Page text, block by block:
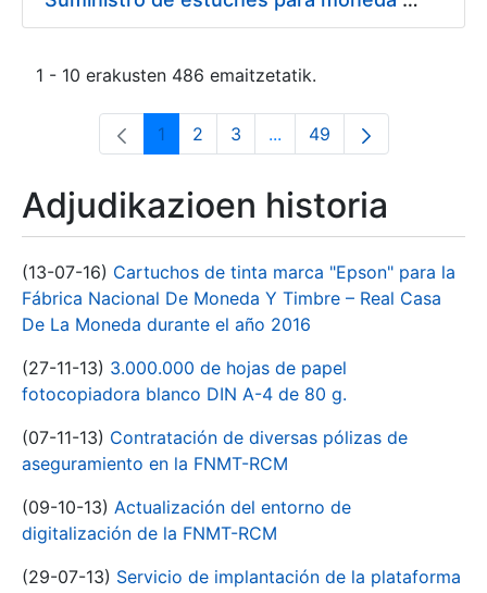
1 - 10 erakusten 486 emaitzetatik.
Orrialdea
1 Orrialdea
2 Orrialdea
3 ...Intermediate Pages Use
Orrialdea
49
Adjudikazioen historia
(13-07-16) Cartuchos de tinta marca "Epson" para la
Fábrica Nacional De Moneda Y Timbre – Real Casa
De La Moneda durante el año 2016
(27-11-13) 3.000.000 de hojas de papel
fotocopiadora blanco DIN A-4 de 80 g.
(07-11-13) Contratación de diversas pólizas de
aseguramiento en la FNMT-RCM
(09-10-13) Actualización del entorno de
digitalización de la FNMT-RCM
(29-07-13) Servicio de implantación de la plataforma